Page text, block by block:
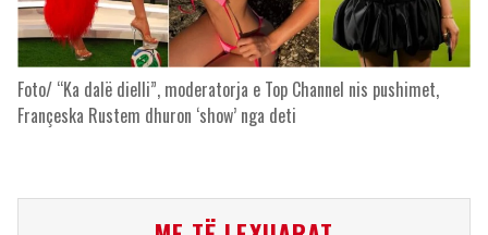
Foto/ “Ka dalë dielli”, moderatorja e Top Channel nis pushimet,
Françeska Rustem dhuron ‘show’ nga deti